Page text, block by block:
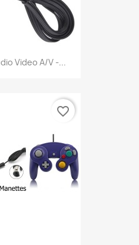
Video A/V -...
favorite_border